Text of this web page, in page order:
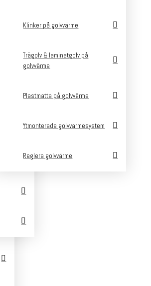
Klinker på golvvärme
Trägolv & laminatgolv på
golvvärme
Plastmatta på golvvärme
Ytmonterade golvvärmesystem
Reglera golvvärme